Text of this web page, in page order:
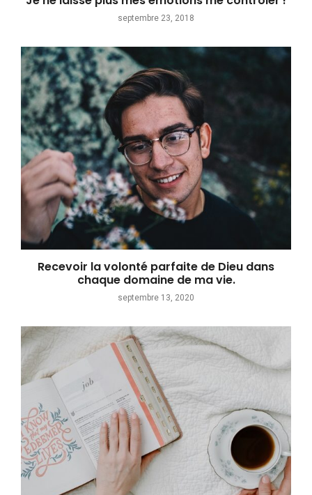
septembre 23, 2018
Recevoir la volonté parfaite de Dieu dans
chaque domaine de ma vie.
septembre 13, 2020